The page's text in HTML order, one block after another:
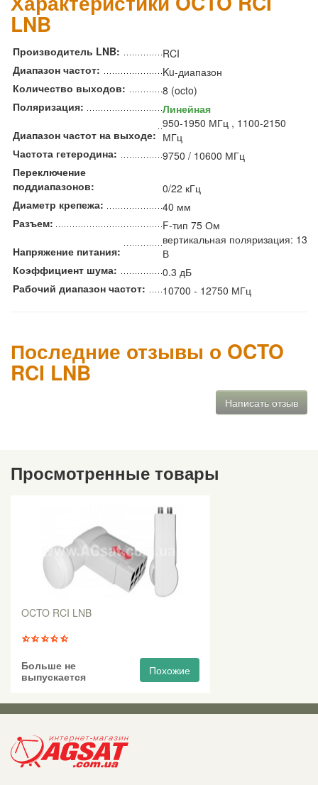
LNB
Производитель LNB:
RCI
Диапазон частот:
Ku-диапазон
Количество выходов:
8 (octo)
Поляризация:
Линейная
Диапазон частот на выходе:
950-1950 МГц , 1100-2150
МГц
Частота гетеродина:
9750 / 10600 МГц
Переключение
поддиапазонов:
0/22 кГц
Диаметр крепежа:
40 мм
Разъем:
F-тип 75 Ом
Напряжение питания:
вертикальная поляризация: 13
В
Коэффициент шума:
0.3 дБ
Рабочий диапазон частот:
10700 - 12750 МГц
Последние отзывы о OCTO
RCI LNB
Написать отзыв
Просмотренные товары
OCTO RCI LNB
Больше не
выпускается
Похожие